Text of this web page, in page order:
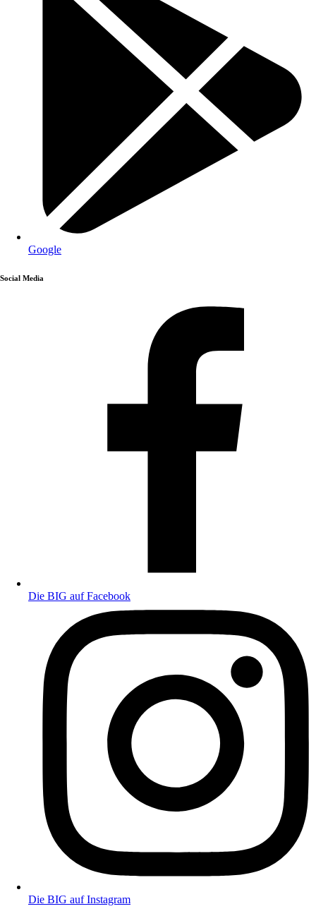
Google
Social Media
Die BIG auf Facebook
Die BIG auf Instagram